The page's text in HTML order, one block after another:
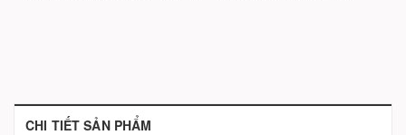
CHI TIẾT SẢN PHẨM